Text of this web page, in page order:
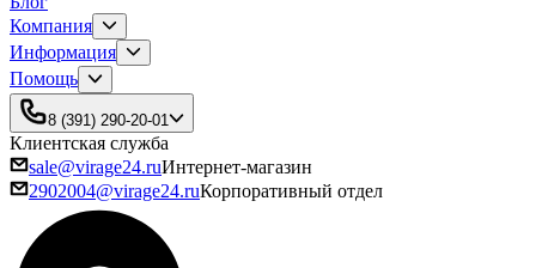
Компания
Информация
Помощь
8 (391) 290-20-01
Клиентская служба
sale@virage24.ruИнтернет-магазин
2902004@virage24.ruКорпоративный отдел